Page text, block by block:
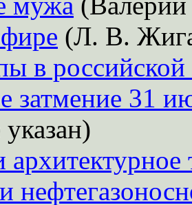
(Л. В.
в российской
затмение 31